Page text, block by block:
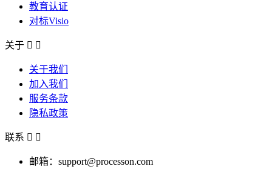
教育认证
对标Visio
关于  
关于我们
加入我们
服务条款
隐私政策
联系  
邮箱：support@processon.com